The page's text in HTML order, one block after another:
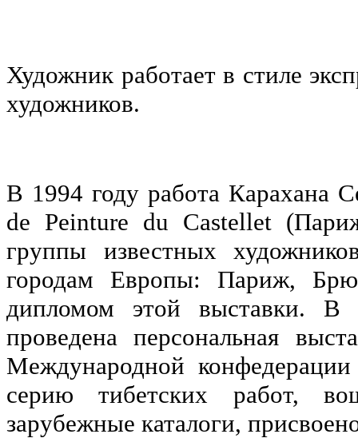
Художник работает в стиле
художников.
В 1994 году работа Карахана
de Peinture du Castellet
группы известных
городам Европы: Париж,
дипломом этой выставки.
проведена персональная
Международной
серию тибетских работ,
зарубежные каталоги,